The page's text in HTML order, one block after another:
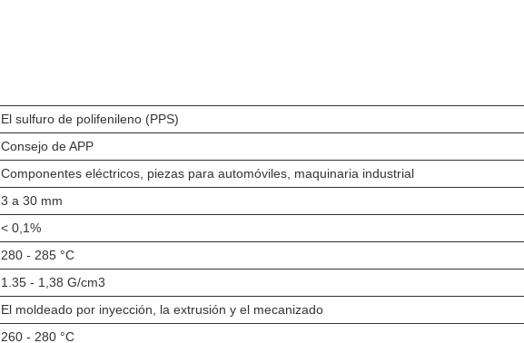
El sulfuro de polifenileno (PPS)
Consejo de APP
Componentes eléctricos, piezas para automóviles, maquinaria industrial
3 a 30 mm
< 0,1%
280 - 285 °C
1.35 - 1,38 G/cm3
El moldeado por inyección, la extrusión y el mecanizado
260 - 280 °C